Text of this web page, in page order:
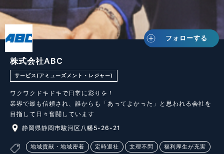
フォローする
株式会社ABC
サービス(アミューズメント・レジャー)
ワクワクドキドキで日常に彩りを！
業界で最も信頼され、誰からも「あってよかった」と思われる会社を
静岡県静岡市駿河区八幡5-26-21
地域貢献・地域密着 定時退社 文理不問 福利厚生が充実